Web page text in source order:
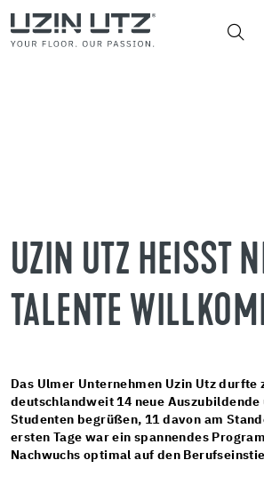
UZIN UTZ HEISST
ALENTE
Das Ulmer Unternehmen Uzin Utz durfte
deutschlandweit 14 neue Auszubildende
Studenten begrüßen, 11 davon am
ersten Tage war ein spannendes
Nachwuchs optimal auf den